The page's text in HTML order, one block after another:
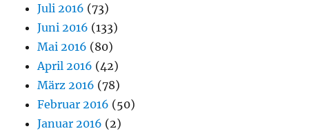
Juli 2016 (73)
Juni 2016 (133)
Mai 2016 (80)
April 2016 (42)
März 2016 (78)
Februar 2016 (50)
Januar 2016 (2)